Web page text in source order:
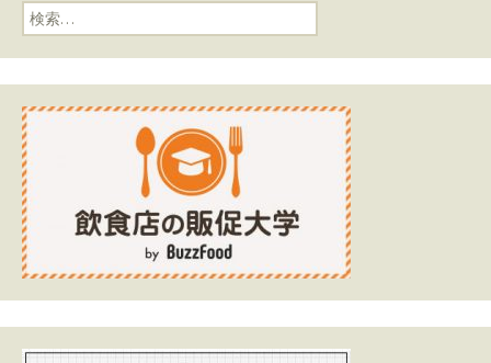
検索: